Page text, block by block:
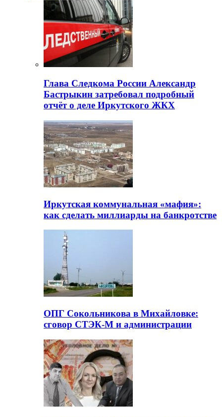
Глава Следкома России Александр
Бастрыкин затребовал подробный
отчёт о деле Иркутского ЖКХ
Иркутская коммунальная «мафия»:
как сделать миллиарды на банкротстве
ОПГ Сокольникова в Михайловке:
сговор СТЭК-М и администрации